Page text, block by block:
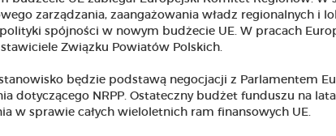
zarządzania, zaangażowania władz regionalnych i
spójności w nowym budżecie UE. W pracach
Związku Powiatów Polskich.
stanowisko będzie podstawą negocjacji z Parlamentem
dotyczącego NRPP. Ostateczny budżet funduszu na
w sprawie całych wieloletnich ram finansowych UE.